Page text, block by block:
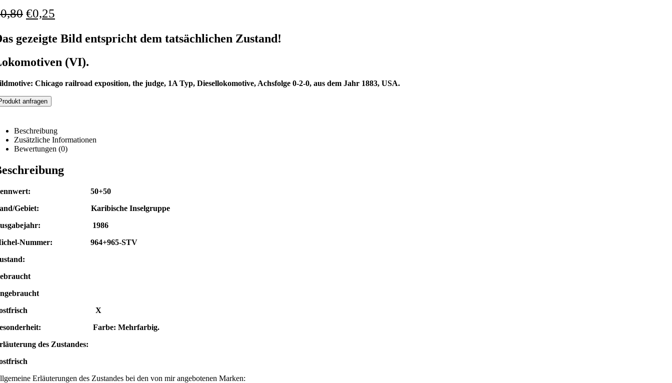
0,80 €0,25
gezeigte Bild entspricht dem tatsächlichen Zustand!
(VI).
Chicago railroad exposition, the judge, 1A Typ, Diesellokomotive, Achsfolge 0-2-0, aus dem Jahr 1883, USA.
anfragen
Beschreibung
Zusätzliche Informationen
Bewertungen (0)
50+50
Gebiet: Karibische Inselgruppe
1986
Nummer: 964+965-STV
X
Farbe: Mehrfarbig.
des Zustandes:
Erläuterungen des Zustandes bei den von mir angebotenen Marken: